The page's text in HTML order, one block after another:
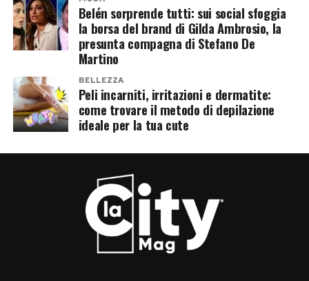
Belén sorprende tutti: sui social sfoggia
la borsa del brand di Gilda Ambrosio, la
presunta compagna di Stefano De
Martino
BELLEZZA
Peli incarniti, irritazioni e dermatite:
come trovare il metodo di depilazione
ideale per la tua cute